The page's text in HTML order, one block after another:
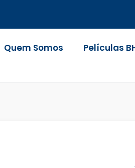
Quem Somos Películas